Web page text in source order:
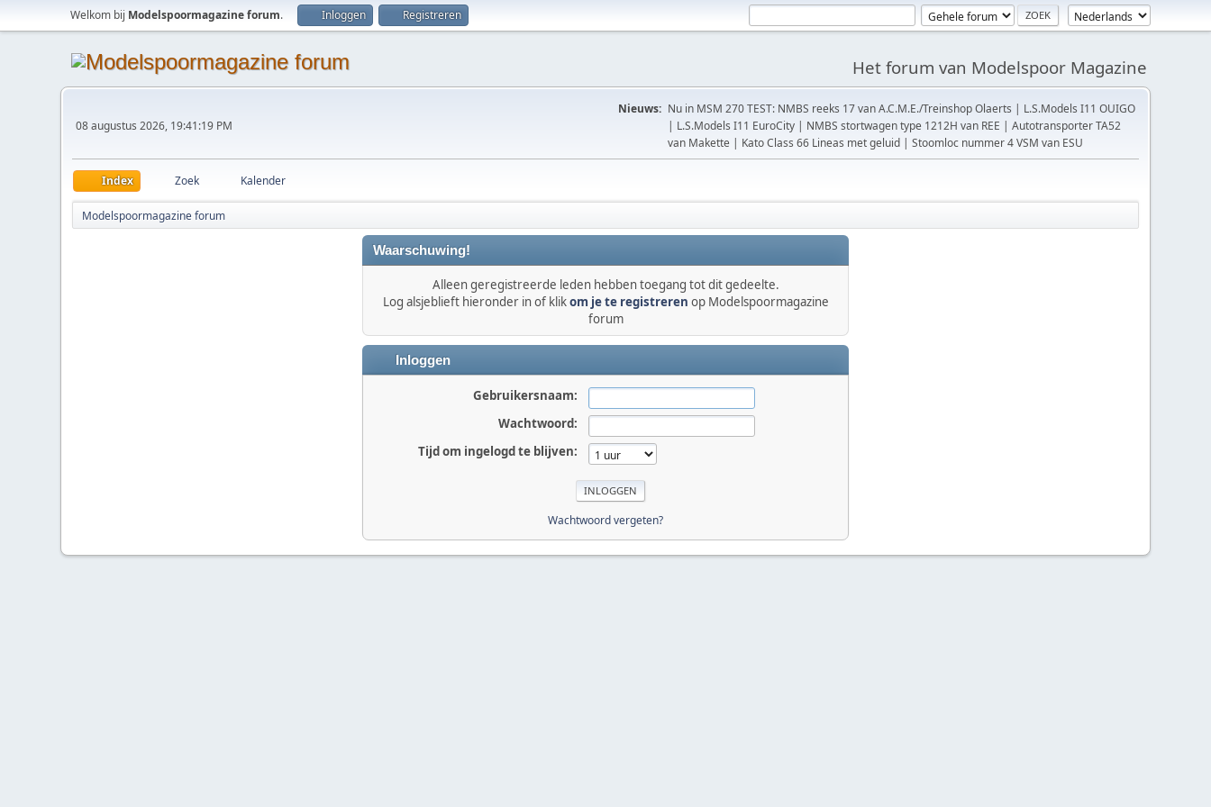
Welkom bij Modelspoormagazine forum. Inloggen Registreren
Het forum van Modelspoor Magazine
08 augustus 2026, 19:41:19 PM
Nieuws: Nu in MSM 270 TEST: NMBS reeks 17 van A.C.M.E./Treinshop Olaerts | L.S.Models I11 OUIGO
| L.S.Models I11 EuroCity | NMBS stortwagen type 1212H van REE | Autotransporter TA52
van Makette | Kato Class 66 Lineas met geluid | Stoomloc nummer 4 VSM van ESU
Index Zoek Kalender
Modelspoormagazine forum
Waarschuwing!
Alleen geregistreerde leden hebben toegang tot dit gedeelte.
Log alsjeblieft hieronder in of klikom je te registreren op Modelspoormagazine
forum
Inloggen
Gebruikersnaam:
Wachtwoord:
Tijd om ingelogd te blijven:
Wachtwoord vergeten?